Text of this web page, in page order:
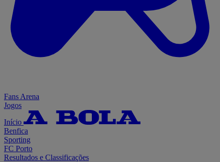
Fans Arena
Jogos
Início
Benfica
Sporting
FC Porto
Resultados e Classificações